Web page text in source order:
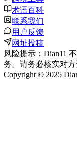
术语百科
联系我们
用户反馈
网址投稿
风险提示：Dian11
务。请务必核实对方
Copyright © 2025